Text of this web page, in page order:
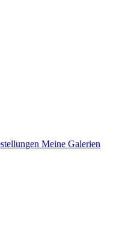
Meine Galerien